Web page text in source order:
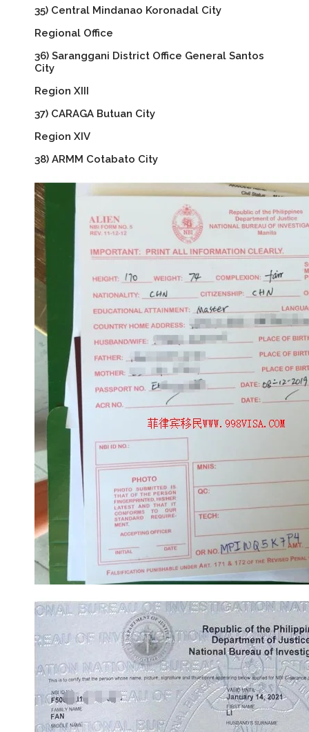
35) Central Mindanao Koronadal City
Regional Office
36) Saranggani District Office General Santos
City
Region XIII
37) CARAGA Butuan City
Region XIV
38) ARMM Cotabato City